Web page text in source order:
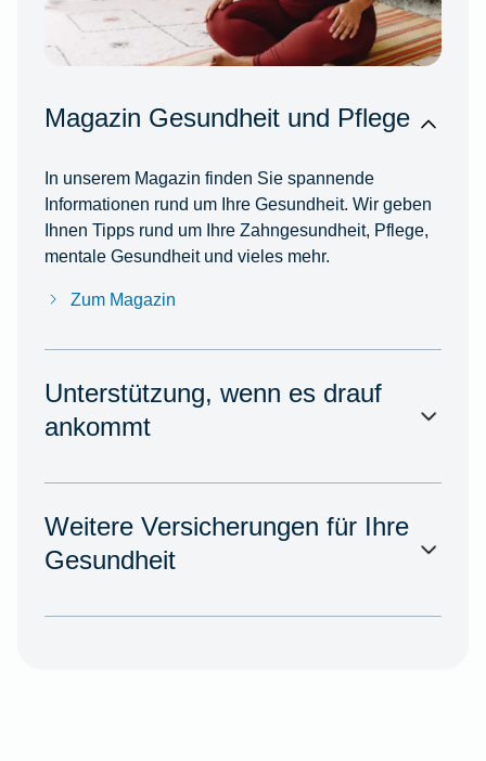
Magazin Gesundheit und Pflege
In unserem Magazin finden Sie spannende
Informationen rund um Ihre Gesundheit. Wir geben
Ihnen Tipps rund um Ihre Zahngesundheit, Pflege,
mentale Gesundheit und vieles mehr.
Zum Magazin
Unterstützung, wenn es drauf
ankommt
Weitere Versicherungen für Ihre
Gesundheit